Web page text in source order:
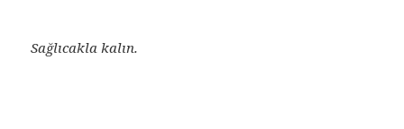
Sağlıcakla kalın.